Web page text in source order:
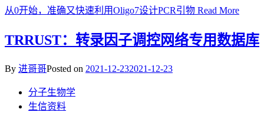
从0开始，准确又快速利用Oligo7设计PCR引物 Read More
TRRUST：转录因子调控网络专用数据库
By 进哥哥Posted on 2021-12-232021-12-23
分子生物学
生信资料